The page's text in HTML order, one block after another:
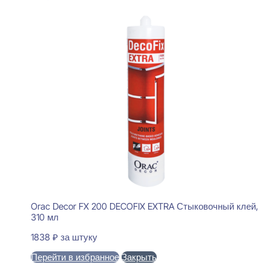
Orac Decor FX 200 DECOFIX EXTRA Стыковочный клей,
310 мл
1838 ₽ за штуку
Перейти в избранное Закрыть